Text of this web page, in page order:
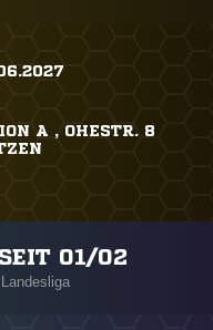
A , OHESTR. 8
01/02